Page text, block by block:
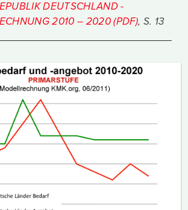
DEUTSCHLAND -
2010 – 2020 (PDF), S. 13